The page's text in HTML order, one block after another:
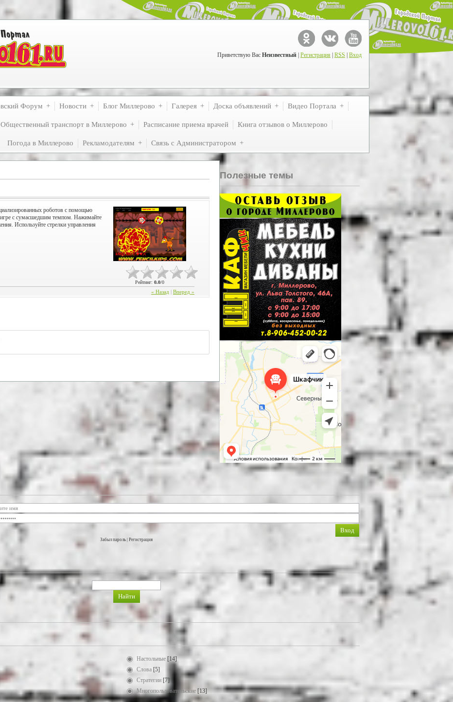
Приветствую Вас Неизвестный Регистрация RSS Вход
Форум Новости Блог Миллерово Галерея Доска объявлений Видео Портала
Общественный транспорт в Миллерово Расписание приема врачей Книга отзывов о Миллерово
Погода в Миллерово Рекламодателям Связь с Администратором
роботов с помощью
с сумасшедшим темпом. Нажимайте
Используйте стрелки управления
Рейтинг: 0.0/0
« Назад
Вперед »
Полезные темы
Забыл пароль Регистрация
Настольные [14]
Слова [5]
Стратегии [7]
Многопользовательские [13]